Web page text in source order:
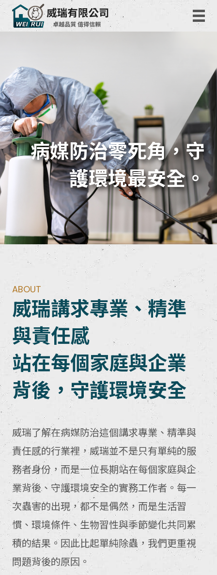
病媒防治零死角，守
護環境最安全。
ABOUT
威瑞講求專業、精準
與責任感
站在每個家庭與企業
背後，守護環境安全
威瑞了解在病媒防治這個講求專業、精準與
責任感的行業裡，威瑞並不是只有單純的服
務者身份，而是一位長期站在每個家庭與企
業背後、守護環境安全的實務工作者。每一
次蟲害的出現，都不是偶然，而是生活習
慣、環境條件、生物習性與季節變化共同累
積的結果。因此比起單純除蟲，我們更重視
問題背後的原因。